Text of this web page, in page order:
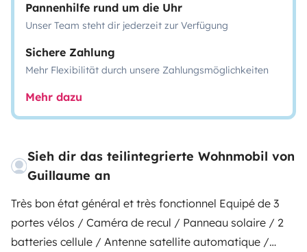
Pannenhilfe rund um die Uhr
Unser Team steht dir jederzeit zur Verfügung
Sichere Zahlung
Mehr Flexibilität durch unsere Zahlungsmöglichkeiten
Mehr dazu
Sieh dir das teilintegrierte Wohnmobil von
Guillaume an
Très bon état général et très fonctionnel Equipé de 3
portes vélos / Caméra de recul / Panneau solaire / 2
batteries cellule / Antenne satellite automatique /